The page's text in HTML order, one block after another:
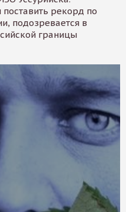
рекорд по
подозревается в
границы